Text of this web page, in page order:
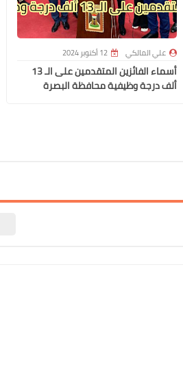
علي المالكي 12 أكتوبر 2024
أسماء الفائزين المتقدمين على الـ 13
ألف درجة وظيفية محافظة البصرة